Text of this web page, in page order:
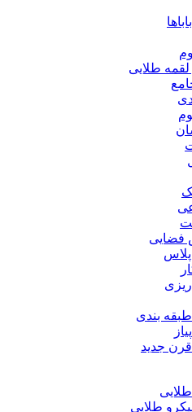
طلایی
فضایی
پلاس
ریزی
بندی
جدید
طلایی